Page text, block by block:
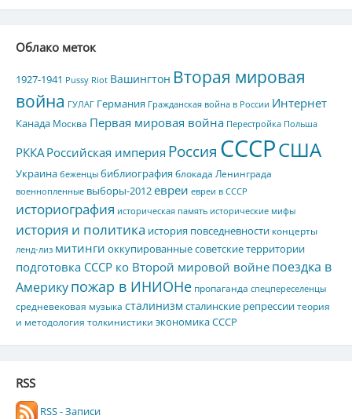
Облако меток
1927-1941 Pussy Riot Вашингтон Вторая мировая
война ГУЛАГ Германия Гражданская война в России Интернет
Канада Москва Первая мировая война Перестройка Польша
РККА Российская империя Россия СССРСША
Украина беженцы библиография блокада Ленинграда
военнопленные выборы-2012евреи евреи в СССР
историография историческая память исторические мифы
история и политика история повседневности концерты
ленд-лиз митинги оккупированные советские территории
подготовка СССР ко Второй мировой войнепоездка в
Америкупожар в ИНИОНе пропаганда спецпереселенцы
средневековая музыка сталинизмсталинские репрессиитеория
и методология толкинистики экономика СССР
RSS
RSS - Записи